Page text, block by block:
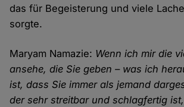
das für Begeisterung und viele
sorgte.
Maryam Namazie: Wenn ich mir die
ansehe, die Sie geben – was ich
ist, dass Sie immer als jemand
der sehr streitbar und schlagfertig